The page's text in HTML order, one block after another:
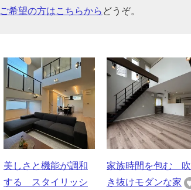
ご希望の方はこちらから どうぞ。
美しさと機能が調和
する スタイリッシ
家族時間を包む 吹
き抜けモダンな家